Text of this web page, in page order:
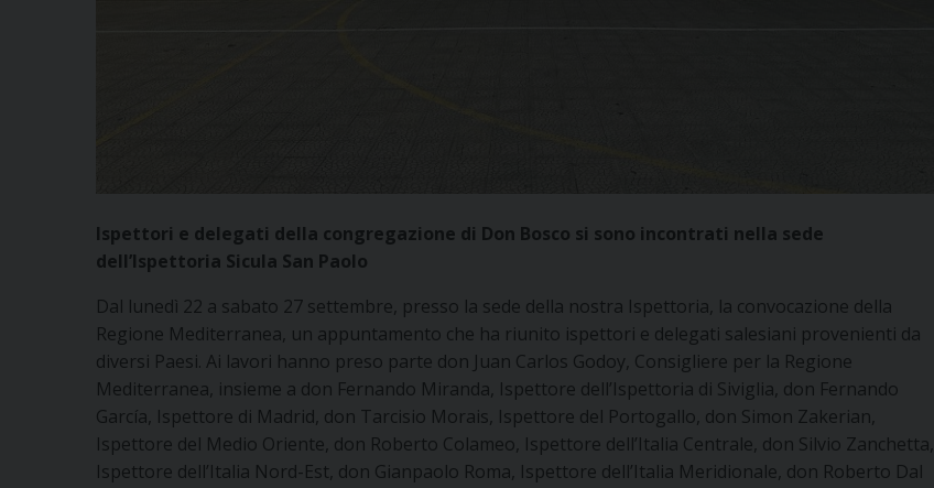
Ispettori e delegati della congregazione di Don Bosco si sono incontrati nella sede
dell’Ispettoria Sicula San Paolo
Dal lunedì 22 a sabato 27 settembre, presso la sede della nostra Ispettoria, la convocazione della
Regione Mediterranea, un appuntamento che ha riunito ispettori e delegati salesiani provenienti da
diversi Paesi. Ai lavori hanno preso parte don Juan Carlos Godoy, Consigliere per la Regione
Mediterranea, insieme a don Fernando Miranda, Ispettore dell’Ispettoria di Siviglia, don Fernando
García, Ispettore di Madrid, don Tarcisio Morais, Ispettore del Portogallo, don Simon Zakerian,
Ispettore del Medio Oriente, don Roberto Colameo, Ispettore dell’Italia Centrale, don Silvio Zanchetta,
Ispettore dell’Italia Nord-Est, don Gianpaolo Roma, Ispettore dell’Italia Meridionale, don Roberto Dal